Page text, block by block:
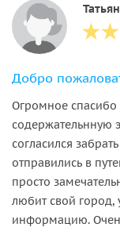
Огромное спасибо
содержательнную
согласился
отправились в
просто
любит свой
информацию.